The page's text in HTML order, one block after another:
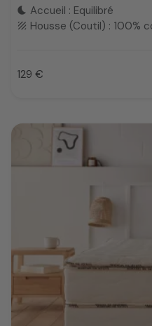
bedtime Accueil : Equilibré
texture Housse (Coutil) : 100%
Prix
129 €